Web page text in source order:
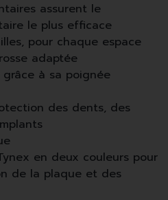
assurent le
le plus efficace
pour chaque espace
adaptée
à sa poignée
des dents, des
en deux couleurs pour
de la plaque et des